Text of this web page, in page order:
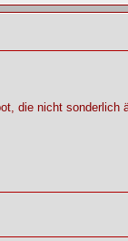
die nicht sonderlich